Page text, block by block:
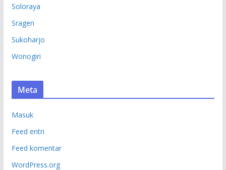
Soloraya
Sragen
Sukoharjo
Wonogiri
Meta
Masuk
Feed entri
Feed komentar
WordPress.org